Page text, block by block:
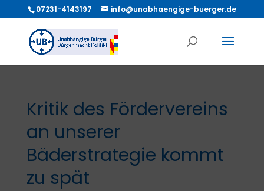
07231-4143197 info@unabhaengige-buerger.de
Kritik des Fördervereins
an unserer
Bäderstrategie kommt
zu spät